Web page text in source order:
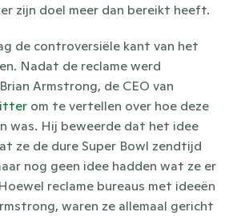
zijn doel meer dan bereikt heeft.
de controversiële kant van het
Nadat de reclame werd
Armstrong, de CEO van
om te vertellen over hoe deze
was. Hij beweerde dat het idee
ze de dure Super Bowl zendtijd
nog geen idee hadden wat ze er
reclame bureaus met ideeën
waren ze allemaal gericht